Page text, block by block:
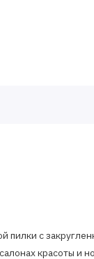
пилки с
красоты и